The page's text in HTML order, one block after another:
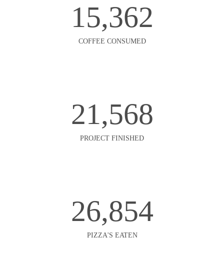
15,362
COFFEE CONSUMED
21,568
PROJECT FINISHED
26,854
PIZZA'S EATEN